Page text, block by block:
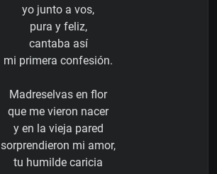
yo junto a vos,
pura y feliz,
cantaba así
mi primera confesión.
Madreselvas en flor
que me vieron nacer
y en la vieja pared
sorprendieron mi amor,
tu humilde caricia